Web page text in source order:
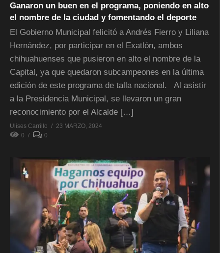
Ganaron un buen en el programa, poniendo en alto
el nombre de la ciudad y fomentando el deporte
El Gobierno Municipal felicitó a Andrés Fierro y Liliana
Hernández, por participar en el Exatlón, ambos
chihuahuenses que pusieron en alto el nombre de la
Capital, ya que quedaron subcampeones en la última
edición de este programa de talla nacional. Al asistir
a la Presidencia Municipal, se llevaron un gran
reconocimiento por el Alcalde […]
Ulises Carrillo
23 MARZO, 2024
0
0